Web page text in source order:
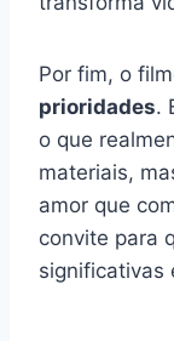
Por fim, o
prioridades.
o que
materiais,
amor que
convite para
significativas